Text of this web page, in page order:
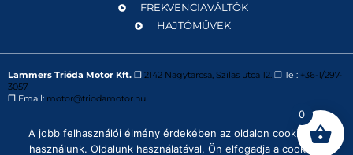
FREKVENCIAVÁLTÓK
HAJTÓMŰVEK
Lammers Trióda Motor Kft. ❒ 2142 Nagytarcsa, Szilas utca 12. ❒ Tel: +36-1/297-
3057
❒ Email: motor@triodamotor.hu
Powered byDigit-Now Kft.
0
A jobb felhasználói élmény érdekében az oldalon cookie-kat
használunk. Oldalunk használatával, Ön elfogadja a cookie-k